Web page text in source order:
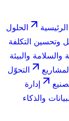
الحلول
وتحسين التكلفة
والسلامة والبيئة
التحوّل
إدارة
والذكاء